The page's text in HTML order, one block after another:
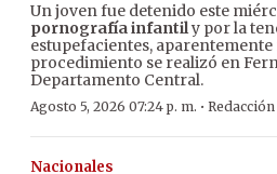
Un joven fue detenido este
pornografía infantily por la
estupefacientes, aparentemente
procedimiento se realizó en
Departamento Central.
Agosto 5, 2026 07:24 p. m. · Redacción
Nacionales